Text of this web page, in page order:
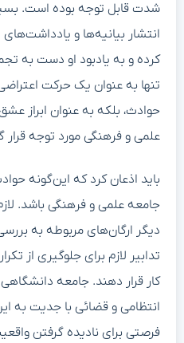
شدت قابل توجه بوده است.
انتشار بیانیه‌ها و
کرده و به یادبود او دست به
تنها به عنوان یک حرکت
حوادث، بلکه به عنوان ابراز
علمی و فرهنگی مورد توجه قرار
باید اذعان کرد که این‌گونه
جامعه علمی و فرهنگی باشد.
دیگر ارگان‌های مربوطه به
تدابیر لازم برای جلوگیری از
کار قرار دهند. جامعه دانشگاهی
انتظامی و قضائی با جدیت به
فرصتی برای نادیده گرفتن